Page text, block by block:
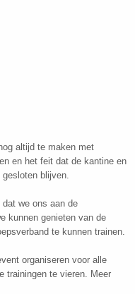
altijd te maken met
en het feit dat de kantine en
blijven.
we ons aan de
kunnen genieten van de
te kunnen trainen.
organiseren voor alle
trainingen te vieren. Meer